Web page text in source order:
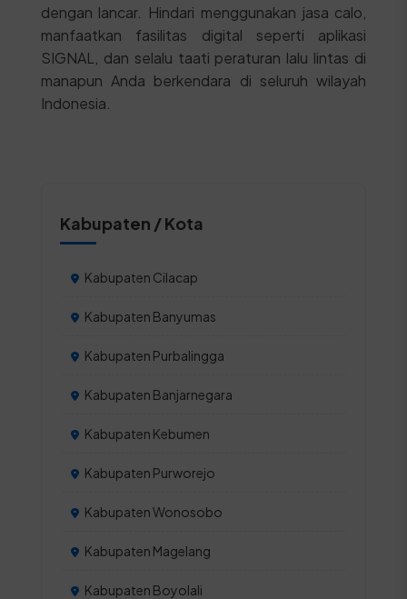
dengan lancar. Hindari menggunakan jasa calo,
manfaatkan fasilitas digital seperti aplikasi
SIGNAL, dan selalu taati peraturan lalu lintas di
manapun Anda berkendara di seluruh wilayah
Indonesia.
Kabupaten / Kota
Kabupaten Cilacap
Kabupaten Banyumas
Kabupaten Purbalingga
Kabupaten Banjarnegara
Kabupaten Kebumen
Kabupaten Purworejo
Kabupaten Wonosobo
Kabupaten Magelang
Kabupaten Boyolali